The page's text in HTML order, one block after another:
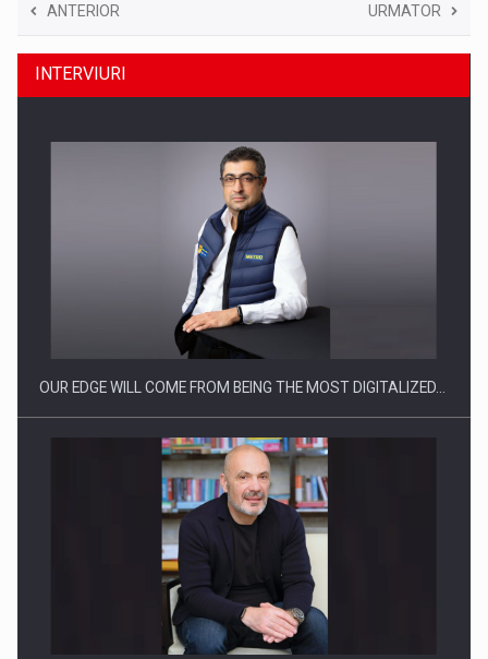
ANTERIOR URMATOR
INTERVIURI
OUR EDGE WILL COME FROM BEING THE MOST DIGITALIZED…